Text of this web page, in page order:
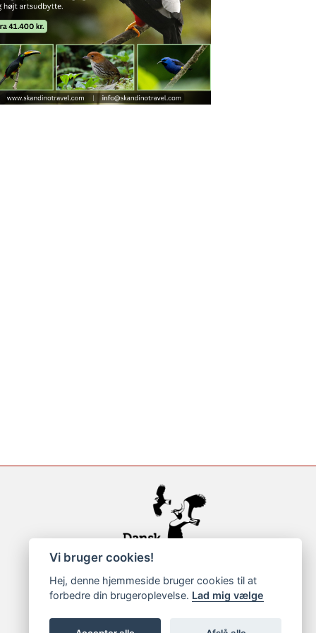
Vi bruger cookies!
Hej, denne hjemmeside bruger cookies til at
forbedre din brugeroplevelse. Lad mig vælge